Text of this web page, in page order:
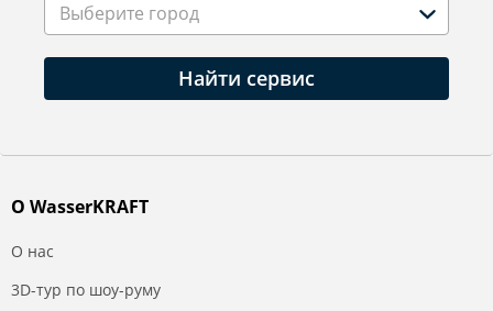
Выберите город
Найти сервис
О WasserKRAFT
О нас
3D-тур по шоу-руму